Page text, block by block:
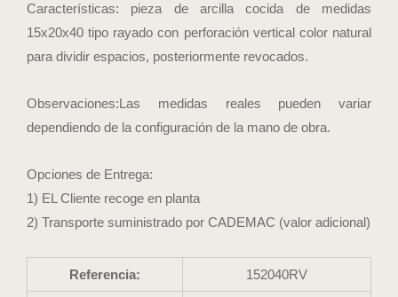
Características: pieza de arcilla cocida de medidas
15x20x40 tipo rayado con perforación vertical color natural
para dividir espacios, posteriormente revocados.
Observaciones:Las medidas reales pueden variar
dependiendo de la configuración de la mano de obra.
Opciones de Entrega:
1) EL Cliente recoge en planta
2) Transporte suministrado por CADEMAC (valor adicional)
Referencia: 152040RV